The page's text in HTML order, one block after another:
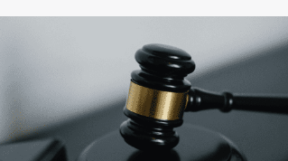
DINUZULU
KACETSHWAYO
DOOD
110
GELEDE